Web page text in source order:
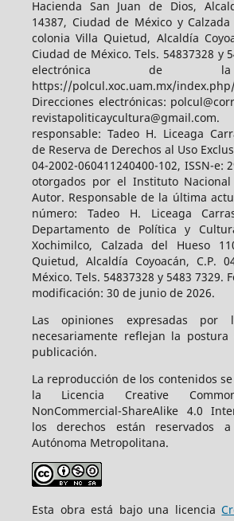
Hacienda San Juan de Dios,
14387, Ciudad de México y
colonia Villa Quietud, Alcaldía
Ciudad de México. Tels. 54837328 y
electrónica de
https://polcul.xoc.uam.mx/
Direcciones electrónicas:
responsable: Tadeo H. Liceaga
de Reserva de Derechos al Uso
04-2002-060411240400-102, ISSN-e:
otorgados por el Instituto
Autor. Responsable de la última
número: Tadeo H. Liceaga
Departamento de Política y
Xochimilco, Calzada del Hueso
Quietud, Alcaldía Coyoacán, C.P.
México. Tels. 54837328 y 5483 7329.
modificación: 30 de junio de 2026.
Las opiniones expresadas por
necesariamente reflejan la
publicación.
La reproducción de los contenidos
la Licencia Creative
NonCommercial-ShareAlike 4.0
los derechos están reservados
Autónoma Metropolitana.
Esta obra está bajo una licencia